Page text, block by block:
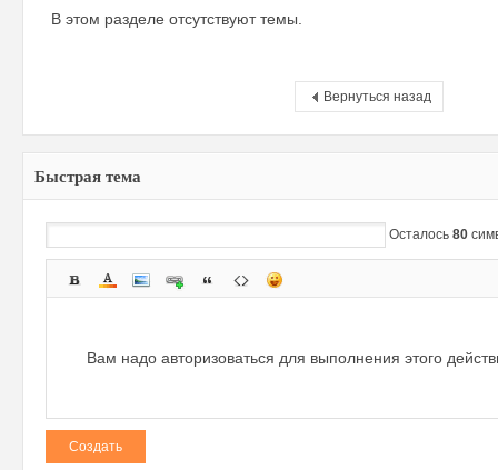
В этом разделе отсутствуют темы.
Вернуться назад
Быстрая тема
Осталось 80
Вам надо авторизоваться для выполнения этого
Создать